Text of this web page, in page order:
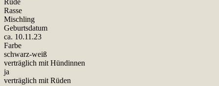
Rüde
Rasse
Mischling
Geburtsdatum
ca. 10.11.23
Farbe
schwarz-weiß
verträglich mit Hündinnen
ja
verträglich mit Rüden